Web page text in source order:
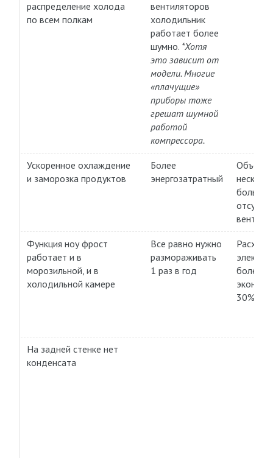
распределение холода
по всем полкам
вентиляторов
холодильник
работает более
шумно. *Хотя
это зависит от
модели. Многие
«плачущие»
приборы тоже
грешат шумной
работой
компрессора.
Ускоренное охлаждение
и заморозка продуктов
Более
энергозатратный
Объем
больше
Функция ноу фрост
работает и в
морозильной, и в
холодильной камере
Все равно нужно
размораживать
1 раз в год
Расход
более
30%)
На задней стенке нет
конденсата